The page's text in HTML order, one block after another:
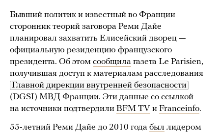
Бывший политик и известный во Франции
сторонник теорий заговора Реми Дайе
планировал захватить Елисейский дворец —
официальную резиденцию французского
президента. Об этом сообщила газета Le Parisien,
получившая доступ к материалам расследования
Главной дирекции внутренней безопасности
(DGSI) МВД Франции. Эти данные со ссылкой
на источники подтвердили BFM TV и Franceinfo.
55-летний Реми Дайе до 2010 года был лидером